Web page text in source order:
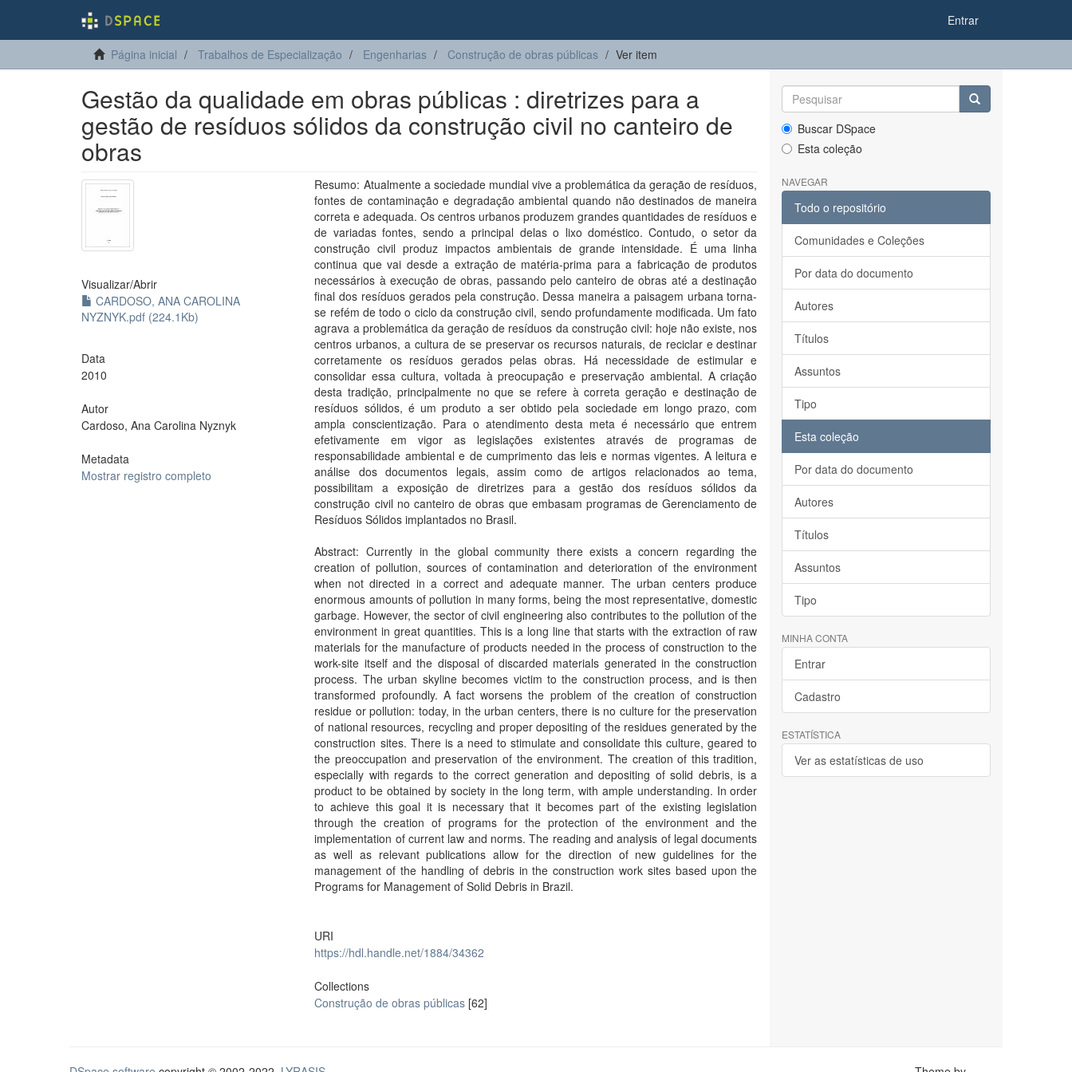
Entrar
Página inicial Trabalhos de Especialização Engenharias Construção de obras públicas Ver item
Gestão da qualidade em obras públicas : diretrizes para a
gestão de resíduos sólidos da construção civil no canteiro de
obras
Visualizar/Abrir
CARDOSO, ANA CAROLINA
NYZNYK.pdf (224.1Kb)
Data
2010
Autor
Cardoso, Ana Carolina Nyznyk
Metadata
Mostrar registro completo
Resumo: Atualmente a sociedade mundial vive a problemática da geração de resíduos,
fontes de contaminação e degradação ambiental quando não destinados de maneira
correta e adequada. Os centros urbanos produzem grandes quantidades de resíduos e
de variadas fontes, sendo a principal delas o lixo doméstico. Contudo, o setor da
construção civil produz impactos ambientais de grande intensidade. É uma linha
continua que vai desde a extração de matéria-prima para a fabricação de produtos
necessários à execução de obras, passando pelo canteiro de obras até a destinação
final dos resíduos gerados pela construção. Dessa maneira a paisagem urbana torna-
se refém de todo o ciclo da construção civil, sendo profundamente modificada. Um fato
agrava a problemática da geração de resíduos da construção civil: hoje não existe, nos
centros urbanos, a cultura de se preservar os recursos naturais, de reciclar e destinar
corretamente os resíduos gerados pelas obras. Há necessidade de estimular e
consolidar essa cultura, voltada à preocupação e preservação ambiental. A criação
desta tradição, principalmente no que se refere à correta geração e destinação de
resíduos sólidos, é um produto a ser obtido pela sociedade em longo prazo, com
ampla conscientização. Para o atendimento desta meta é necessário que entrem
efetivamente em vigor as legislações existentes através de programas de
responsabilidade ambiental e de cumprimento das leis e normas vigentes. A leitura e
análise dos documentos legais, assim como de artigos relacionados ao tema,
possibilitam a exposição de diretrizes para a gestão dos resíduos sólidos da
construção civil no canteiro de obras que embasam programas de Gerenciamento de
Resíduos Sólidos implantados no Brasil.
Abstract: Currently in the global community there exists a concern regarding the
creation of pollution, sources of contamination and deterioration of the environment
when not directed in a correct and adequate manner. The urban centers produce
enormous amounts of pollution in many forms, being the most representative, domestic
garbage. However, the sector of civil engineering also contributes to the pollution of the
environment in great quantities. This is a long line that starts with the extraction of raw
materials for the manufacture of products needed in the process of construction to the
work-site itself and the disposal of discarded materials generated in the construction
process. The urban skyline becomes victim to the construction process, and is then
transformed profoundly. A fact worsens the problem of the creation of construction
residue or pollution: today, in the urban centers, there is no culture for the preservation
of national resources, recycling and proper depositing of the residues generated by the
construction sites. There is a need to stimulate and consolidate this culture, geared to
the preoccupation and preservation of the environment. The creation of this tradition,
especially with regards to the correct generation and depositing of solid debris, is a
product to be obtained by society in the long term, with ample understanding. In order
to achieve this goal it is necessary that it becomes part of the existing legislation
through the creation of programs for the protection of the environment and the
implementation of current law and norms. The reading and analysis of legal documents
as well as relevant publications allow for the direction of new guidelines for the
management of the handling of debris in the construction work sites based upon the
Programs for Management of Solid Debris in Brazil.
URI
https://hdl.handle.net/1884/34362
Collections
Construção de obras públicas [62]
Buscar DSpace
Esta coleção
NAVEGAR
Todo o repositório
Comunidades e Coleções
Por data do documento
Autores
Títulos
Assuntos
Tipo
Esta coleção
Por data do documento
Autores
Títulos
Assuntos
Tipo
MINHA CONTA
Entrar
Cadastro
ESTATÍSTICA
Ver as estatísticas de uso